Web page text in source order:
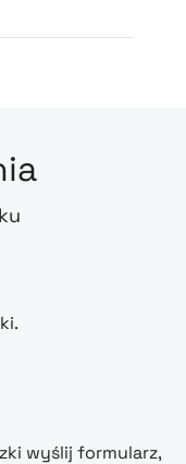
wyślij formularz,